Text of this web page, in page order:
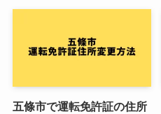
五條市で運転免許証の住所